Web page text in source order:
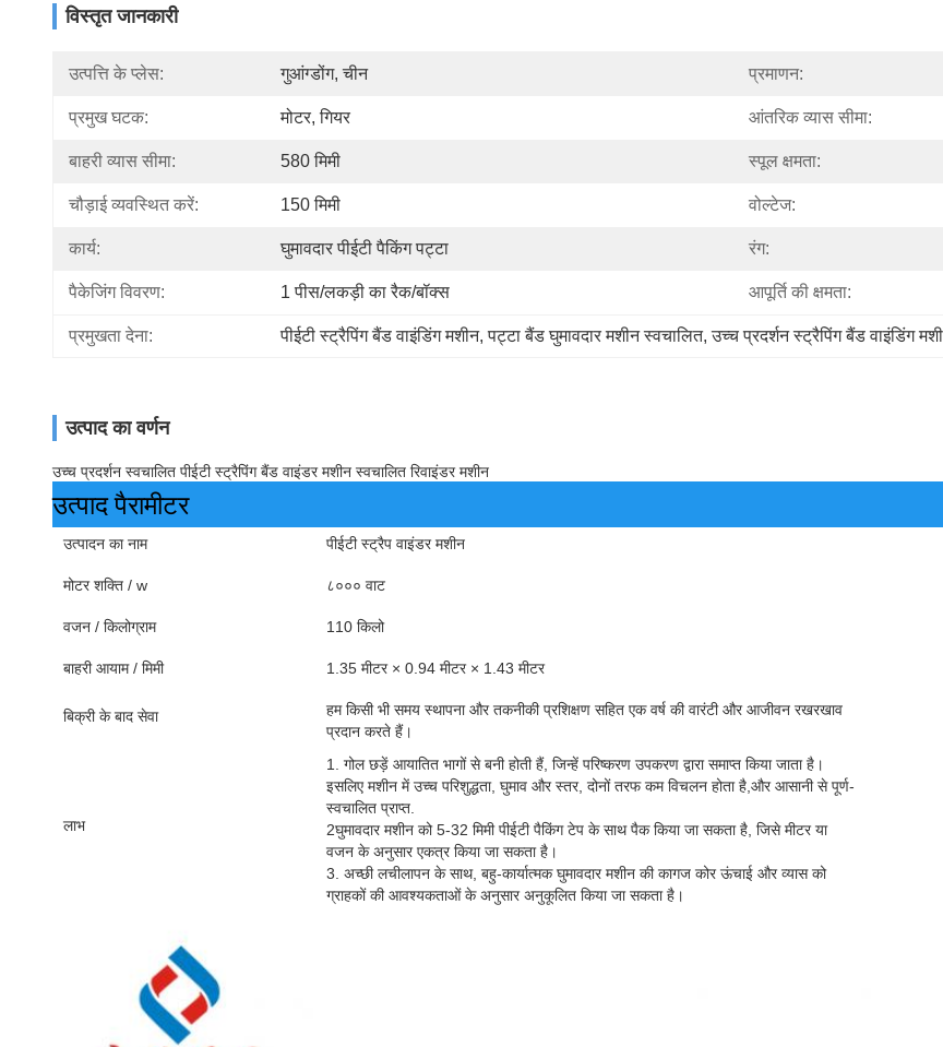
विस्तृत जानकारी
उत्पत्ति के प्लेस: गुआंग्डोंग, चीन प्रमाणन:
प्रमुख घटक: मोटर, गियर आंतरिक व्यास सीमा:
बाहरी व्यास सीमा: 580 मिमी स्पूल क्षमता:
चौड़ाई व्यवस्थित करें: 150 मिमी वोल्टेज:
कार्य: घुमावदार पीईटी पैकिंग पट्टा रंग:
पैकेजिंग विवरण: 1 पीस/लकड़ी का रैक/बॉक्स आपूर्ति की क्षमता:
प्रमुखता देना: पीईटी स्ट्रैपिंग बैंड वाइंडिंग मशीन, पट्टा बैंड घुमावदार मशीन स्वचालित, उच्च प्रदर्शन स्ट्रैपिंग बैंड वाइंडिंग
उत्पाद का वर्णन
उच्च प्रदर्शन स्वचालित पीईटी स्ट्रैपिंग बैंड वाइंडर मशीन स्वचालित रिवाइंडर मशीन
उत्पाद पैरामीटर
उत्पादन का नाम पीईटी स्ट्रैप वाइंडर मशीन
मोटर शक्ति / w ८००० वाट
वजन / किलोग्राम 110 किलो
बाहरी आयाम / मिमी 1.35 मीटर × 0.94 मीटर × 1.43 मीटर
बिक्री के बाद सेवा
हम किसी भी समय स्थापना और तकनीकी प्रशिक्षण सहित एक वर्ष की वारंटी और आजीवन रखरखाव
प्रदान करते हैं।
लाभ
1. गोल छड़ें आयातित भागों से बनी होती हैं, जिन्हें परिष्करण उपकरण द्वारा समाप्त किया जाता है।
इसलिए मशीन में उच्च परिशुद्धता, घुमाव और स्तर, दोनों तरफ कम विचलन होता है,और आसानी से पूर्ण-
स्वचालित प्राप्त.
2घुमावदार मशीन को 5-32 मिमी पीईटी पैकिंग टेप के साथ पैक किया जा सकता है, जिसे मीटर या
वजन के अनुसार एकत्र किया जा सकता है।
3. अच्छी लचीलापन के साथ, बहु-कार्यात्मक घुमावदार मशीन की कागज कोर ऊंचाई और व्यास को
ग्राहकों की आवश्यकताओं के अनुसार अनुकूलित किया जा सकता है।